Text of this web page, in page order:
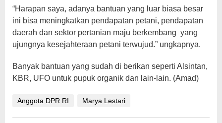
“Harapan saya, adanya bantuan yang luar biasa besar
ini bisa meningkatkan pendapatan petani, pendapatan
daerah dan sektor pertanian maju berkembang yang
ujungnya kesejahteraan petani terwujud.” ungkapnya.
Banyak bantuan yang sudah di berikan seperti Alsintan,
KBR, UFO untuk pupuk organik dan lain-lain. (Amad)
Anggota DPR RI Marya Lestari